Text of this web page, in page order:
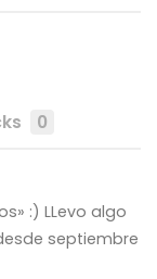
0
:) LLevo algo
septiembre